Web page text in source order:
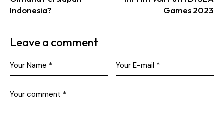
Indonesia?
Games 2023
Leave a comment